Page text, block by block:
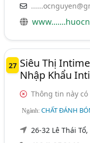
27 Siêu Thị
Nhập Khẩu
Thông tin này
Ngành:CHẤT ĐÁNH
26-32 Lê Thái